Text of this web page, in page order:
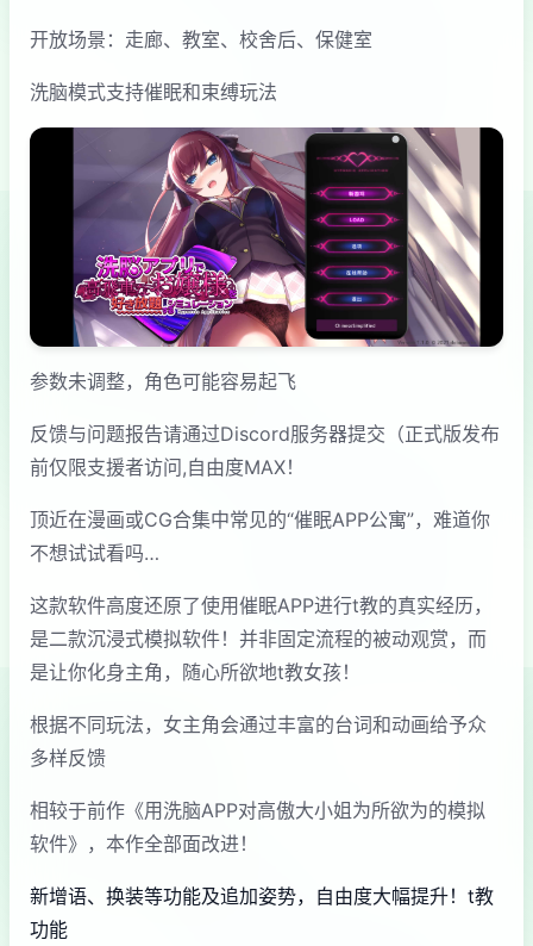
开放场景：走廊、教室、校舍后、保健室
洗脑模式支持催眠和束缚玩法
参数未调整，角色可能容易起飞
反馈与问题报告请通过Discord服务器提交（正式版发布
前仅限支援者访问,自由度MAX！
顶近在漫画或CG合集中常见的“催眠APP公寓”，难道你
不想试试看吗…
这款软件高度还原了使用催眠APP进行t教的真实经历，
是二款沉浸式模拟软件！并非固定流程的被动观赏，而
是让你化身主角，随心所欲地t教女孩！
根据不同玩法，女主角会通过丰富的台词和动画给予众
多样反馈
相较于前作《用洗脑APP对高傲大小姐为所欲为的模拟
软件》，本作全部面改进！
新增语、换装等功能及追加姿势，自由度大幅提升！t教
功能